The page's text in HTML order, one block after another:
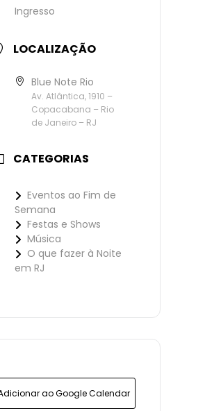
Ingresso
LOCALIZAÇÃO
Blue Note Rio
Av. Atlântica, 1910 –
Copacabana – Rio
de Janeiro – RJ
CATEGORIAS
Eventos ao Fim de
Semana
Festas e Shows
Música
O que fazer à Noite
em RJ
ao Google Calendar